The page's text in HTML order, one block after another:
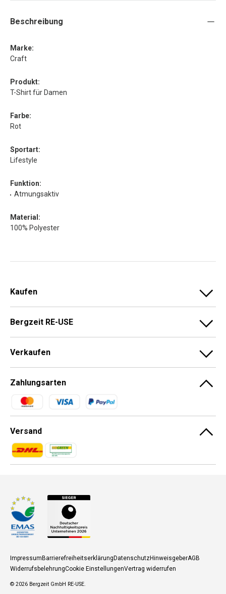
Beschreibung
Marke:
Craft
Produkt:
T-Shirt für Damen
Farbe:
Rot
Sportart:
Lifestyle
Funktion:
Atmungsaktiv
Material:
100% Polyester
Kaufen
Bergzeit RE-USE
Verkaufen
Zahlungsarten
Zahlungsmethoden
Versand
Zahlungsmethoden
Zahlungsmethoden
ImpressumBarrierefreiheitserklärungDatenschutzHinweisgeberAGB
WiderrufsbelehrungCookie EinstellungenVertrag widerrufen
© 2026 Bergzeit GmbH RE-USE.